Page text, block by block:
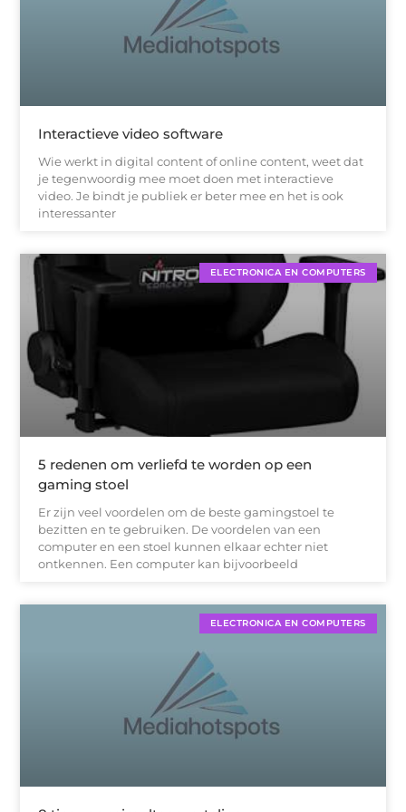
Interactieve video software
Wie werkt in digital content of online content, weet dat
je tegenwoordig mee moet doen met interactieve
video. Je bindt je publiek er beter mee en het is ook
interessanter
ELECTRONICA EN COMPUTERS
5 redenen om verliefd te worden op een
gaming stoel
Er zijn veel voordelen om de beste gamingstoel te
bezitten en te gebruiken. De voordelen van een
computer en een stoel kunnen elkaar echter niet
ontkennen. Een computer kan bijvoorbeeld
ELECTRONICA EN COMPUTERS